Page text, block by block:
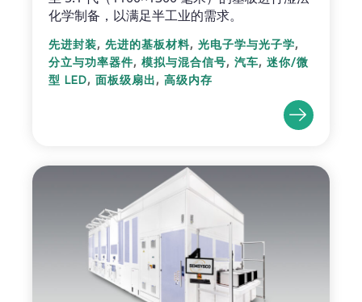
化学制备，以满足半工业的需求。
先进封装, 先进的基板材料, 光电子学与光子学,
分立与功率器件, 模拟与混合信号, 汽车, 迷你/微
型 LED, 面板级扇出, 高级内存